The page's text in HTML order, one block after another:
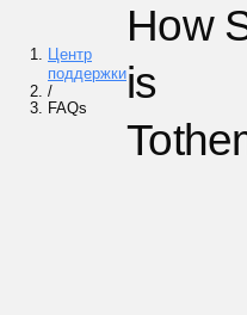
Центр
поддержки
/
FAQs
How
is